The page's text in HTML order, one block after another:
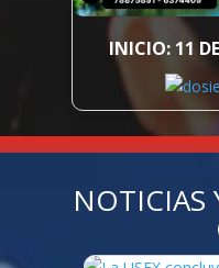
INICIO: 11
NOTICIAS